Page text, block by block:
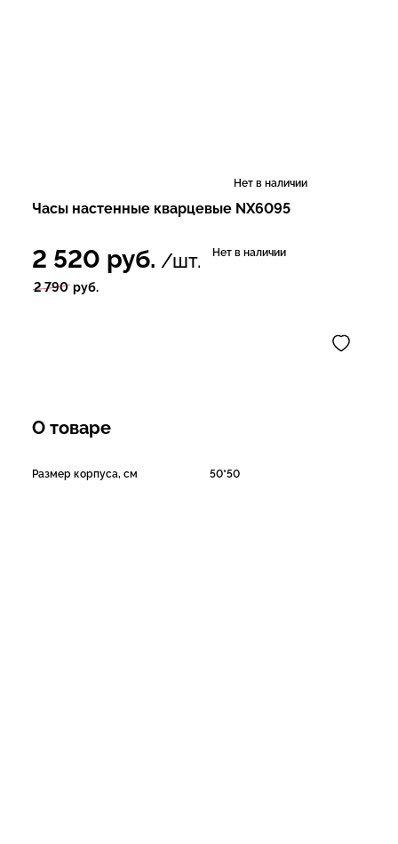
Нет в наличии
Часы настенные кварцевые NX6095
2 520 руб. /шт. Нет в наличии
2 790 руб.
О товаре
Размер корпуса, см 50*50